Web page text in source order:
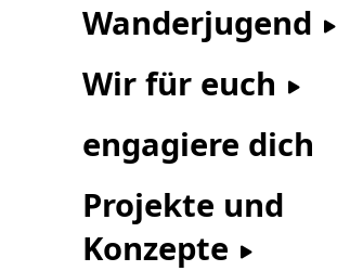
Wanderjugend
Wir für euch
engagiere dich
Projekte und
Konzepte